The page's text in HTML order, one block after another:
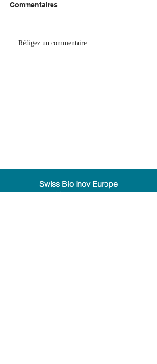
Commentaires
Rédigez un commentaire...
Swiss Bio Inov Europe
305 Allées de craponne